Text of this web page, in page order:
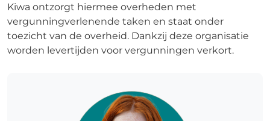
Kiwa ontzorgt hiermee overheden met
vergunningverlenende taken en staat onder
toezicht van de overheid. Dankzij deze organisatie
worden levertijden voor vergunningen verkort.